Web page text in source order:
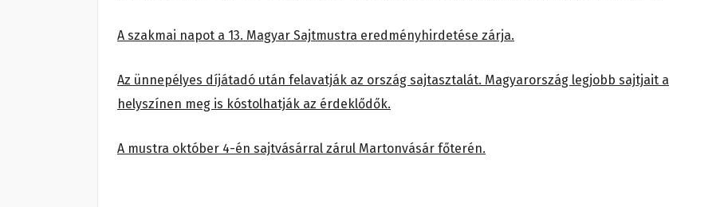
A szakmai napot a 13. Magyar Sajtmustra eredményhirdetése zárja.
Az ünnepélyes díjátadó után felavatják az ország sajtasztalát. Magyarország legjobb sajtjait a
helyszínen meg is kóstolhatják az érdeklődők.
A mustra október 4-én sajtvásárral zárul Martonvásár főterén.